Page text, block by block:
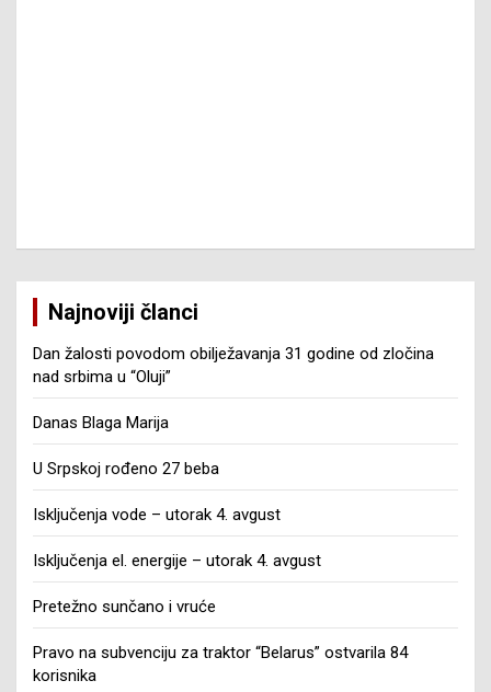
Najnoviji članci
Dan žalosti povodom obilježavanja 31 godine od zločina
nad srbima u “Oluji”
Danas Blaga Marija
U Srpskoj rođeno 27 beba
Isključenja vode – utorak 4. avgust
Isključenja el. energije – utorak 4. avgust
Pretežno sunčano i vruće
Pravo na subvenciju za traktor “Belarus” ostvarila 84
korisnika